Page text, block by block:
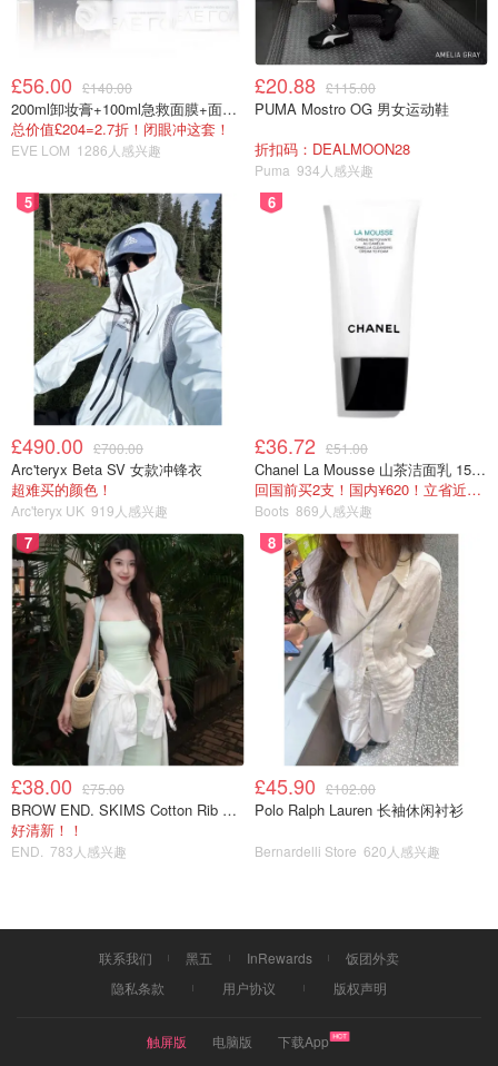
£56.00 £140.00
200ml卸妆膏+100ml急救面膜+面霜+洁颜布
总价值£204=2.7折！闭眼冲这套！
EVE LOM 1286人感兴趣
£20.88 £115.00
PUMA Mostro OG 男女运动鞋
折扣码：DEALMOON28
Puma 934人感兴趣
5
£490.00 £700.00
Arc'teryx Beta SV 女款冲锋衣
超难买的颜色！
Arc'teryx UK 919人感兴趣
6
£36.72 £51.00
Chanel La Mousse 山茶洁面乳 150ml
回国前买2支！国内¥620！立省近一半！
Boots 869人感兴趣
7
£38.00 £75.00
BROW END. SKIMS Cotton Rib 长款背心连衣裙 薄荷绿
好清新！！
END. 783人感兴趣
8
£45.90 £102.00
Polo Ralph Lauren 长袖休闲衬衫
Bernardelli Store 620人感兴趣
联系我们 黑五 InRewards
饭团外卖
隐私条款
用户协议 版权声明
触屏版 电脑版
下载App